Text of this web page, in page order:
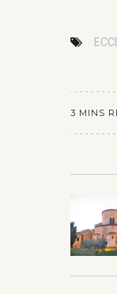
3 MINS